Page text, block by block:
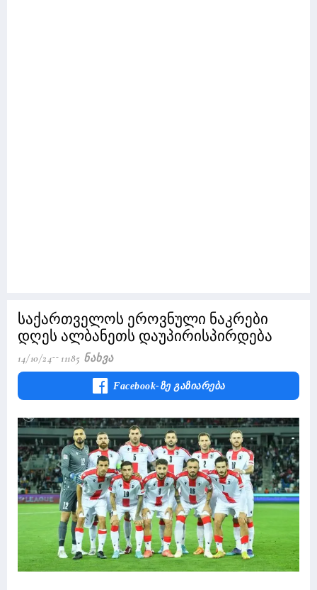
საქართველოს ეროვნული ნაკრები
დღეს ალბანეთს დაუპირისპირდება
14/10/24 11185 Ნახვა
Facebook-Ზე Გაზიარება